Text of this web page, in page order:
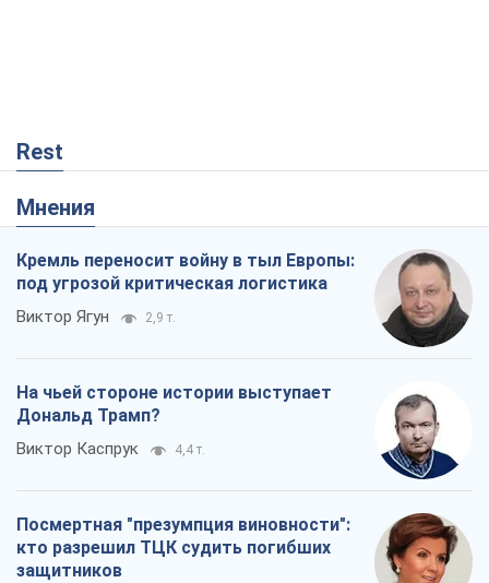
Rest
Мнения
Кремль переносит войну в тыл Европы:
под угрозой критическая логистика
Виктор Ягун 2,9 т.
На чьей стороне истории выступает
Дональд Трамп?
Виктор Каспрук 4,4 т.
Посмертная "презумпция виновности":
кто разрешил ТЦК судить погибших
защитников